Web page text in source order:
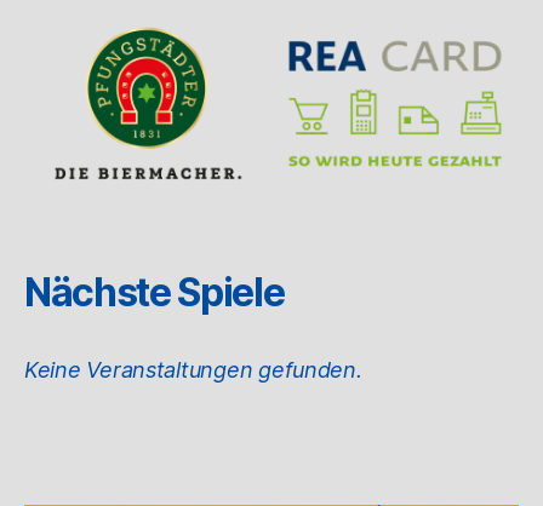
Nächste Spiele
Keine Veranstaltungen gefunden.